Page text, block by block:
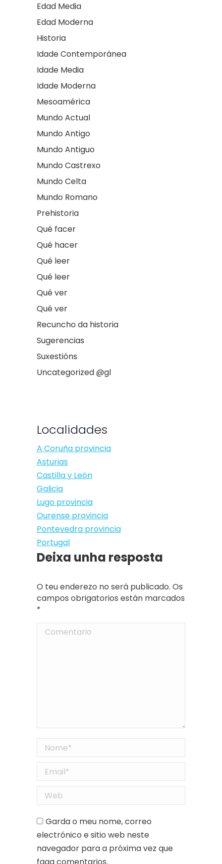
Edad Media
Edad Moderna
Historia
Idade Contemporánea
Idade Media
Idade Moderna
Mesoamérica
Mundo Actual
Mundo Antigo
Mundo Antiguo
Mundo Castrexo
Mundo Celta
Mundo Romano
Prehistoria
Qué facer
Qué hacer
Qué leer
Qué leer
Qué ver
Qué ver
Recuncho da historia
Sugerencias
Suxestións
Uncategorized @gl
Localidades
A Coruña provincia
Asturias
Castilla y León
Galicia
Lugo provincia
Ourense provincia
Pontevedra provincia
Portugal
Deixa unha resposta
O teu enderezo no será publicado. Os
campos obrigatorios están marcados
*
Comentario
Nome *
Email *
Web
Garda o meu nome, correo
electrónico e sitio web neste
navegador para a próxima vez que